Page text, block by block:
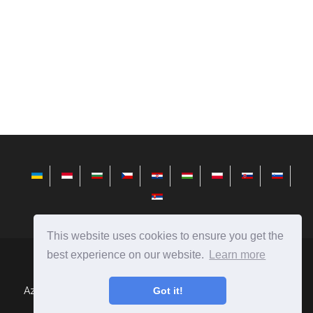
This website uses cookies to ensure you get the
best experience on our website.
Learn more
Got it!
2026
Az emberek, tárgyak, jelenségek, autók, ételek és hasonlók
összehasonlítása.